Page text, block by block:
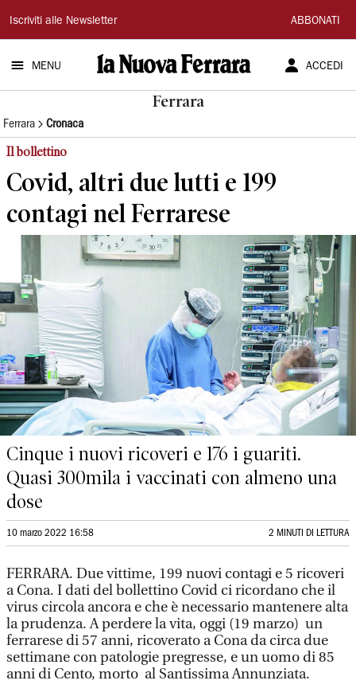
La
Nuova
Ferrara
Iscriviti alle Newsletter ABBONATI
MENU ACCEDI
Ferrara
Ferrara Cronaca
Il bollettino
Covid, altri due lutti e 199
contagi nel Ferrarese
Cinque i nuovi ricoveri e 176 i guariti.
Quasi 300mila i vaccinati con almeno una
dose
10 marzo 2022 16:58 2 MINUTI DI LETTURA
FERRARA. Due vittime, 199 nuovi contagi e 5 ricoveri
a Cona. I dati del bollettino Covid ci ricordano che il
virus circola ancora e che è necessario mantenere alta
la prudenza. A perdere la vita, oggi (19 marzo) un
ferrarese di 57 anni, ricoverato a Cona da circa due
settimane con patologie pregresse, e un uomo di 85
anni di Cento, morto al Santissima Annunziata.